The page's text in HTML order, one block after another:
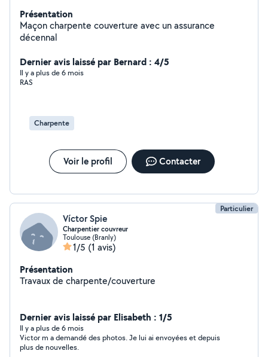
Présentation
Maçon charpente couverture avec un assurance
décennal
Dernier avis laissé par Bernard : 4/5
Il y a plus de 6 mois
RAS
Charpente
Voir le profil Contacter
Particulier
Víctor Spie
Charpentier couvreur
Toulouse (Branly)
1/5 (1 avis)
Présentation
Travaux de charpente/couverture
Dernier avis laissé par Elisabeth : 1/5
Il y a plus de 6 mois
Victor m a demandé des photos. Je lui ai envoyées et depuis
plus de nouvelles.